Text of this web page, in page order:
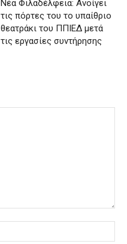
Νέα Φιλαδέλφεια: Ανοίγει
τις πόρτες του το υπαίθριο
θεατράκι του ΠΠΙΕΔ μετά
τις εργασίες συντήρησης